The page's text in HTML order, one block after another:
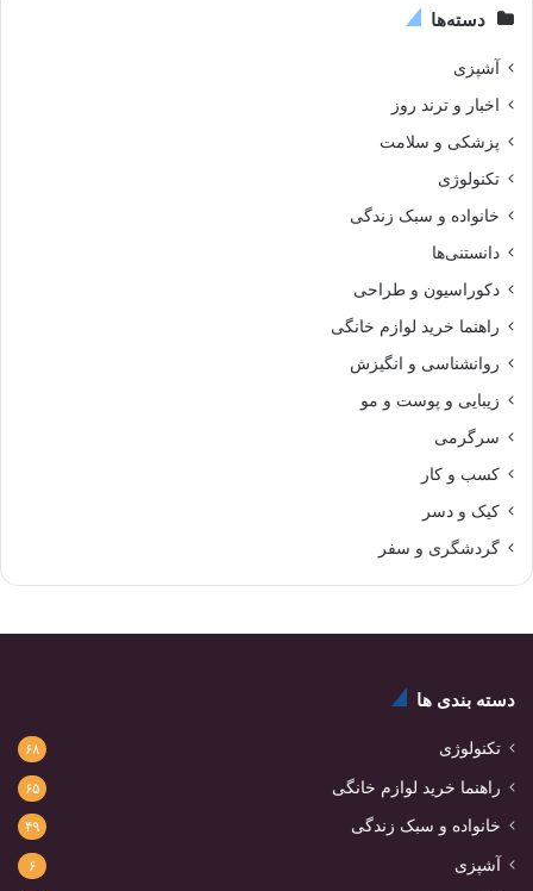
دسته‌ها
آشپزی
اخبار و ترند روز
پزشکی و سلامت
تکنولوژی
خانواده و سبک زندگی
دانستنی‌ها
دکوراسیون و طراحی
راهنما خرید لوازم خانگی
روانشناسی و انگیزش
زیبایی و پوست و مو
سرگرمی
کسب و کار
کیک و دسر
گردشگری و سفر
دسته بندی ها
تکنولوژی ۶۸
راهنما خرید لوازم خانگی ۶۵
خانواده و سبک زندگی ۴۹
آشپزی ۶